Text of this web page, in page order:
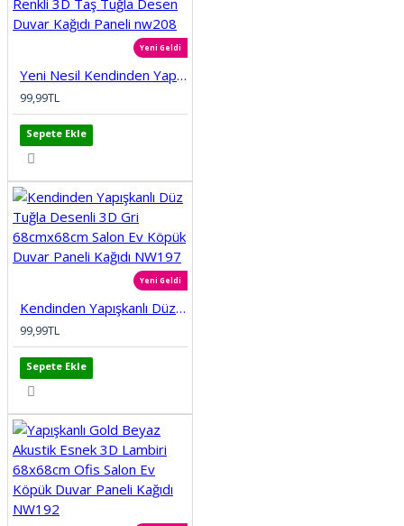
Yeni Geldi
Yeni Nesil Kendinden Yapışkanlı Esnek Sünger Renkli 3D Taş Tuğla Desen Duvar Kağıdı Paneli nw208
99,99TL
Sepete Ekle
Yeni Geldi
Kendinden Yapışkanlı Düz Tuğla Desenli 3D Gri 68cmx68cm Salon Ev Köpük Duvar Paneli Kağıdı NW197
99,99TL
Sepete Ekle